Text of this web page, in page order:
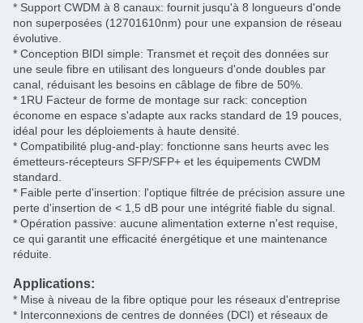
* Support CWDM à 8 canaux: fournit jusqu'à 8 longueurs d'onde
non superposées (12701610nm) pour une expansion de réseau
évolutive.
* Conception BIDI simple: Transmet et reçoit des données sur
une seule fibre en utilisant des longueurs d'onde doubles par
canal, réduisant les besoins en câblage de fibre de 50%.
* 1RU Facteur de forme de montage sur rack: conception
économe en espace s'adapte aux racks standard de 19 pouces,
idéal pour les déploiements à haute densité.
* Compatibilité plug-and-play: fonctionne sans heurts avec les
émetteurs-récepteurs SFP/SFP+ et les équipements CWDM
standard.
* Faible perte d'insertion: l'optique filtrée de précision assure une
perte d'insertion de < 1,5 dB pour une intégrité fiable du signal.
* Opération passive: aucune alimentation externe n'est requise,
ce qui garantit une efficacité énergétique et une maintenance
réduite.
Applications:
* Mise à niveau de la fibre optique pour les réseaux d'entreprise
* Interconnexions de centres de données (DCI) et réseaux de